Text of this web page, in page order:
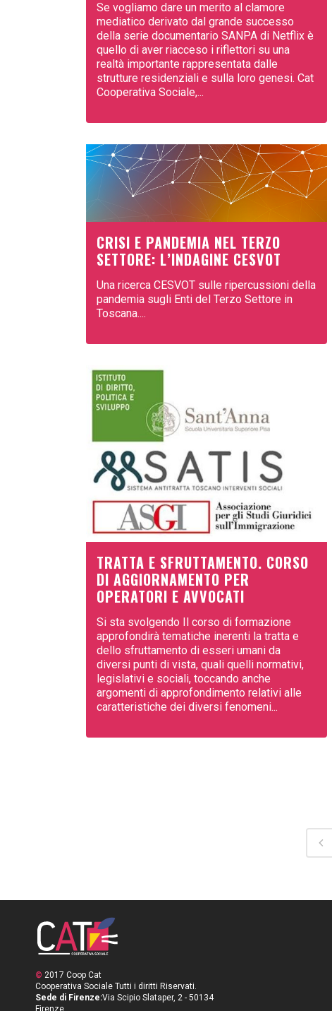
Se vogliamo dare un merito al clamore
mediatico derivato dal grande successo
della serie documentario SANPA di Netflix è
quello di aver riacceso i riflettori su una
realtà importante rappresentata dalle
strutture residenziali e sulla loro genesi. Cat
Cooperativa Sociale,...
CRISI E PANDEMIA NEL TERZO
SETTORE: L’INDAGINE CESVOT
Una ricerca CESVOT sulle ripercussioni della
pandemia sugli Enti del Terzo Settore in
Toscana....
TRATTA E SFRUTTAMENTO. CORSO
DI AGGIORNAMENTO PER
OPERATORI E AVVOCATI
Si sta svolgendo Il corso di formazione
approfondirà tematiche inerenti la tratta e
dello sfruttamento di esseri umani da
diversi punti di vista, quali quelli normativi,
legislativi e sociali, toccando anche
argomenti di approfondimento relativi alle
caratteristiche dei diversi fenomeni...
© 2017 Coop Cat
Cooperativa Sociale Tutti i diritti Riservati.
Sede di Firenze:Via Scipio Slataper, 2 - 50134
Firenze